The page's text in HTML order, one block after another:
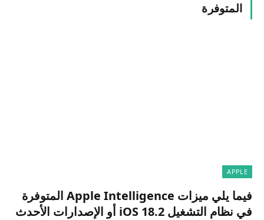
المتوفرة
APPLE
فيما يلي ميزات Apple Intelligence المتوفرة
في نظام التشغيل iOS 18.2 أو الإصدارات الأحدث